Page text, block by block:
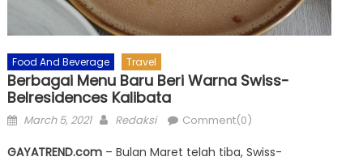
Food And Beverage Travel
Berbagai Menu Baru Beri Warna Swiss-
Belresidences Kalibata
Posted
March 5, 2021 Author
Redaksi Comment(0)
GAYATREND.com – Bulan Maret telah tiba, Swiss-